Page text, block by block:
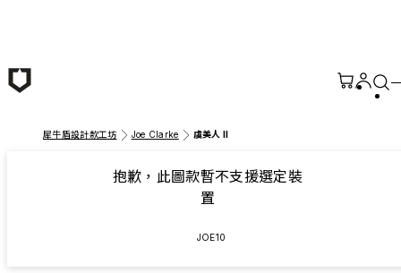
犀牛盾設計款工坊 Joe Clarke 虞美人 II
抱歉，此圖款暫不支援選定裝
置
JOE10